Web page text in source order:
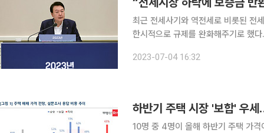
최근 전세사기와 역전세로 비롯된 전
한시적으로 규제를 완화해주기로 했
‘2023년 하반기 경제정책방향’을 발
2023-07-04 16:32
하반기 주택 시장 '보합' 우
10명 중 4명이 올해 하반기 주택 가